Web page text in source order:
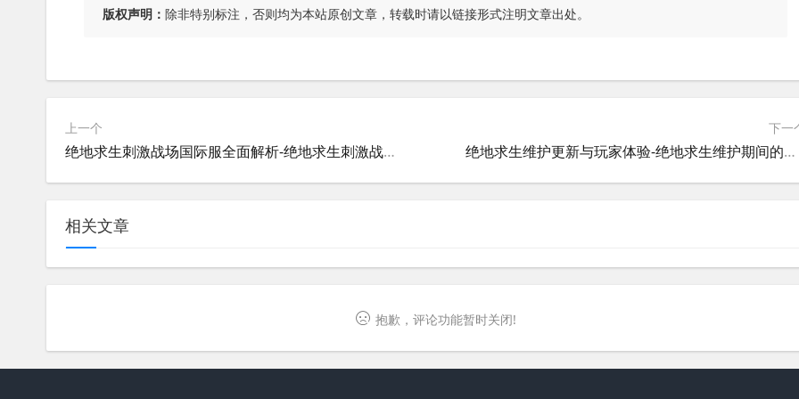
版权声明： 除非特别标注，否则均为本站原创文章，转载时请以链接形式注明文章出处。
上一个
绝地求生刺激战场国际服全面解析-绝地求生刺激战场国际服下载与玩法指南
下一
绝地求生维护更新与玩家体验-绝地求生维护期间的服务器状态与修复进度
相关文章
抱歉，评论功能暂时关闭!